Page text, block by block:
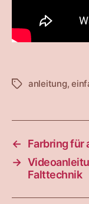
Schlagwörter
anleitung,
←
Farbring für
→
Falttechnik